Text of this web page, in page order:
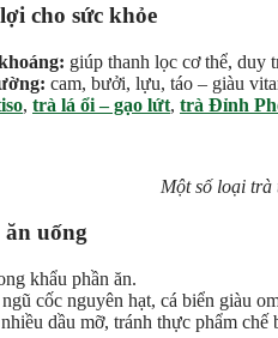
cho sức khỏe
giúp thanh lọc cơ thể, duy
cam, bưởi, lựu, táo – giàu
, trà lá ổi – gạo lứt, trà Đỉnh
Một số loại trà
ăn uống
khẩu phần ăn.
cốc nguyên hạt, cá biển giàu
dầu mỡ, tránh thực phẩm chế